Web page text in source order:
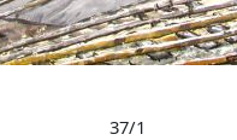
37/1